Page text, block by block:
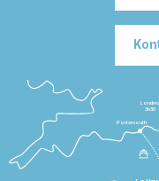
Londres
3h30
Portsmouth